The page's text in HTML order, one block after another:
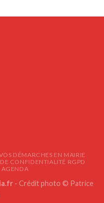
DÉMARCHES EN MAIRIE
CONFIDENTIALITÉ RGPD
AGENDA
- Crédit photo © Patrice